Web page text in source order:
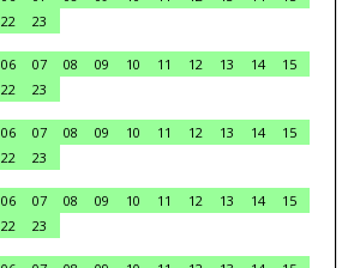
22
23
06 07 08 09 10 11 12 13 14
15
22
23
06 07 08 09 10 11 12 13 14
15
22
23
06 07 08 09 10 11 12 13 14
15
22
23